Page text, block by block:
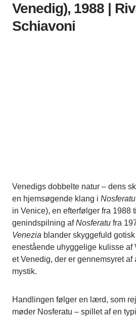
Venedig), 1988 |
Schiavoni
Venedigs dobbelte natur – dens
en hjemsøgende klang i
in Venice), en efterfølger fra 1988
genindspilning afNosferatu fra
Venezia blander skyggefuld
enestående uhyggelige kulisse af
et Venedig, der er gennemsyret
mystik.
Handlingen følger en lærd, som
møder Nosferatu – spillet af en